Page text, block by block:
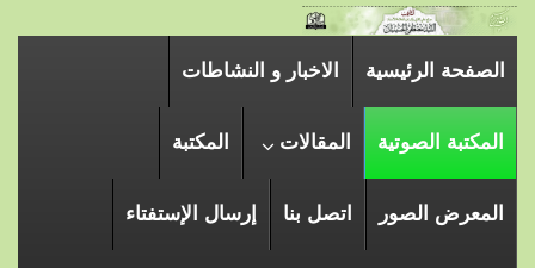
الصفحة الرئیسیة الاخبار و النشاطات
المكتبة الصوتية المقالات المكتبة
المعرض الصور اتصل بنا إرسال الإستفتاء